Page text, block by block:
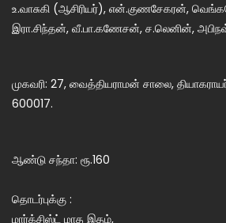
உ.வாசுகி (ஆசிரியர்), என்.குணசேகரன்,
இரா.சிந்தன், வீ.பா.கணேசன், ச.லெனின்,
முகவரி: 27, வைத்தியராமன் சாலை,
600017.
ஆண்டு சந்தா: ரூ.160
தொடர்புக்கு :
மார்க்சிஸ்ட் மாத இதழ்,